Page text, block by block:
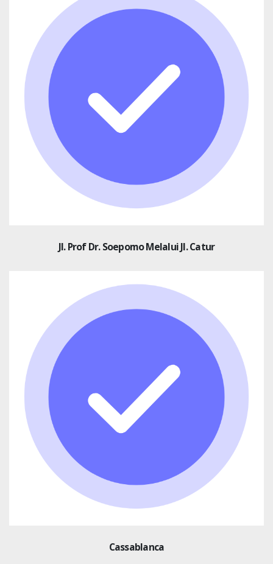
Jl. Prof Dr. Soepomo Melalui Jl. Catur
Cassablanca